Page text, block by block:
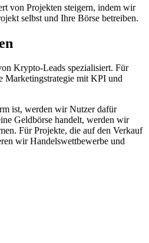
von Projekten steigern, indem wir
selbst und Ihre Börse betreiben.
Krypto-Leads spezialisiert. Für
Marketingstrategie mit KPI und
ist, werden wir Nutzer dafür
Geldbörse handelt, werden wir
Für Projekte, die auf den Verkauf
wir Handelswettbewerbe und